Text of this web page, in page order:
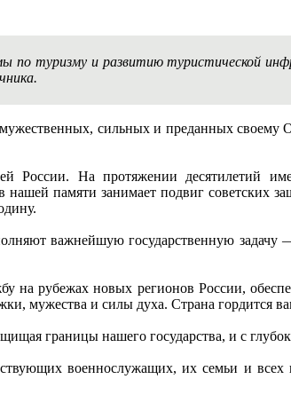
по туризму и развитию туристической
сильных и преданных своему
России. На протяжении десятилетий
нашей памяти занимает подвиг
важнейшую государственную задачу
на рубежах новых регионов России,
мужества и силы духа. Страна гордится
границы нашего государства, и с
военнослужащих, их семьи и